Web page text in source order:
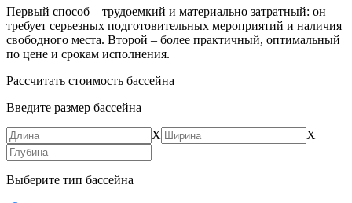
Первый способ – трудоемкий и материально затратный: он
требует серьезных подготовительных мероприятий и наличия
свободного места. Второй – более практичный, оптимальный
по цене и срокам исполнения.
Рассчитать стоимость бассейна
Введите размер бассейна
X X
Выберите тип бассейна